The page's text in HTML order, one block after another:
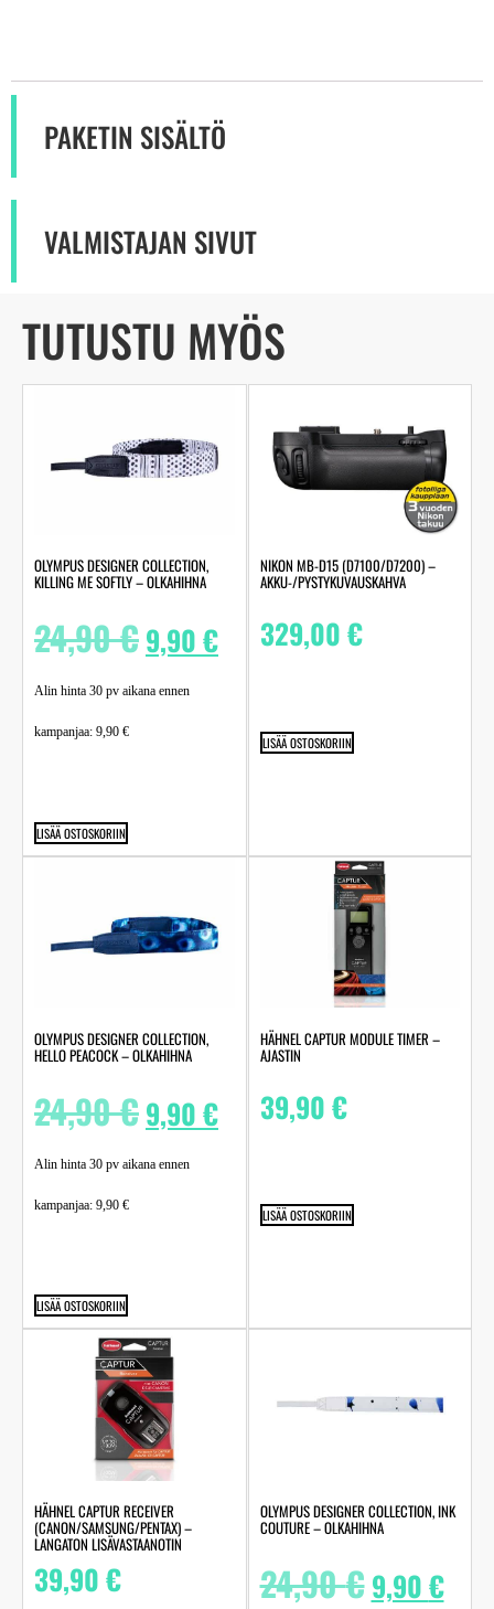
PAKETIN SISÄLTÖ
VALMISTAJAN SIVUT
TUTUSTU MYÖS
OLYMPUS DESIGNER COLLECTION,
KILLING ME SOFTLY – OLKAHIHNA
24,90€9,90€
Alin hinta 30 pv aikana ennen
kampanjaa: 9,90 €
LISÄÄ OSTOSKORIIN
NIKON MB-D15 (D7100/D7200) –
AKKU-/PYSTYKUVAUSKAHVA
329,00€
LISÄÄ OSTOSKORIIN
OLYMPUS DESIGNER COLLECTION,
HELLO PEACOCK – OLKAHIHNA
24,90€9,90€
Alin hinta 30 pv aikana ennen
kampanjaa: 9,90 €
LISÄÄ OSTOSKORIIN
HÄHNEL CAPTUR MODULE TIMER –
AJASTIN
39,90€
LISÄÄ OSTOSKORIIN
HÄHNEL CAPTUR RECEIVER
(CANON/SAMSUNG/PENTAX) –
LANGATON LISÄVASTAANOTIN
39,90€
OLYMPUS DESIGNER COLLECTION, INK
COUTURE – OLKAHIHNA
24,90€ 9,90€